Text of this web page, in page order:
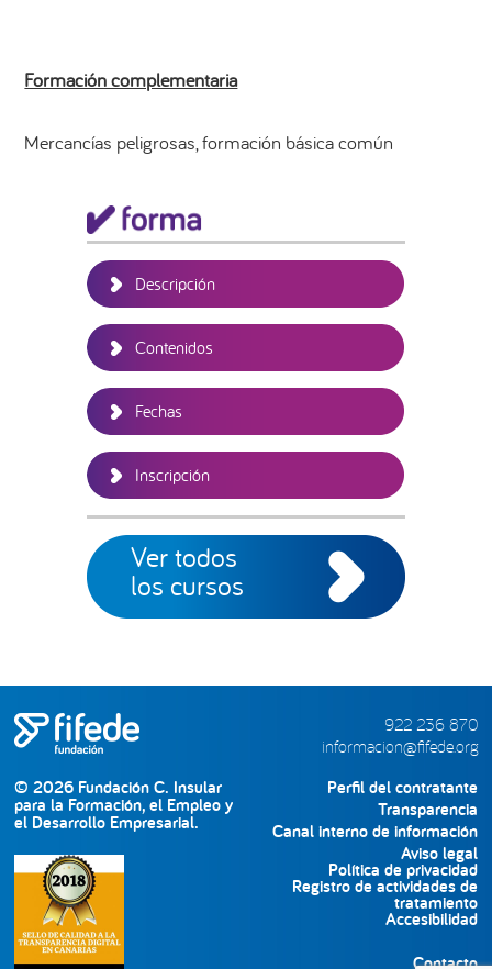
Formación complementaria
Mercancías peligrosas, formación básica común
Barra
lateral
principal
Descripción
Contenidos
Fechas
Inscripción
Ver todos
los cursos
© 2026 Fundación C. Insular
para la Formación, el Empleo y
el Desarrollo Empresarial.
922 236 870
informacion@fifede.org
Perfil del contratante
Transparencia
Canal interno de información
Aviso legal
Política de privacidad
Registro de actividades de
tratamiento
Accesibilidad
Contacto